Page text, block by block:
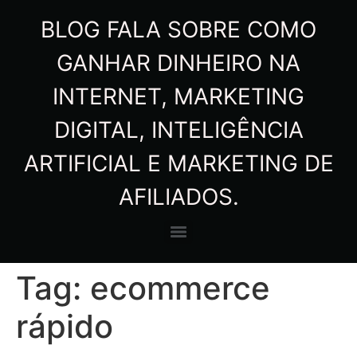
BLOG FALA SOBRE COMO
GANHAR DINHEIRO NA
INTERNET, MARKETING
DIGITAL, INTELIGÊNCIA
ARTIFICIAL E MARKETING DE
AFILIADOS.
Tag: ecommerce
rápido